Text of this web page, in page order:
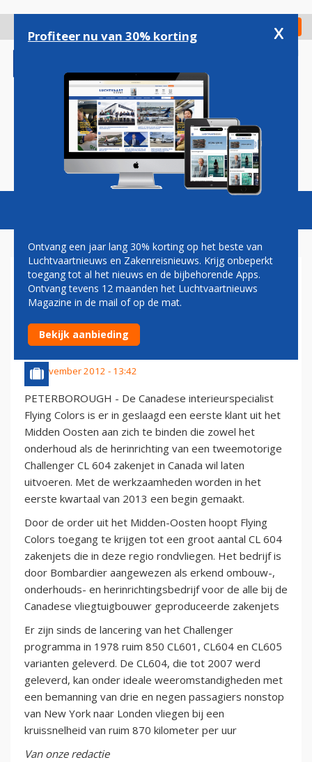
gaan
Check in
Magazine Podcasts Vacatures
FLYING COLORS STRIKT
EERSTE KLANT MIDDEN-
OOSTEN
24 november 2012 - 13:42
PETERBOROUGH - De Canadese interieurspecialist
Flying Colors is er in geslaagd een eerste klant uit het
Midden Oosten aan zich te binden die zowel het
onderhoud als de herinrichting van een tweemotorige
Challenger CL 604 zakenjet in Canada wil laten
uitvoeren. Met de werkzaamheden worden in het
eerste kwartaal van 2013 een begin gemaakt.
Door de order uit het Midden-Oosten hoopt Flying
Colors toegang te krijgen tot een groot aantal CL 604
zakenjets die in deze regio rondvliegen. Het bedrijf is
door Bombardier aangewezen als erkend ombouw-,
onderhouds- en herinrichtingsbedrijf voor de alle bij de
Canadese vliegtuigbouwer geproduceerde zakenjets
Er zijn sinds de lancering van het Challenger
programma in 1978 ruim 850 CL601, CL604 en CL605
varianten geleverd. De CL604, die tot 2007 werd
geleverd, kan onder ideale weeromstandigheden met
een bemanning van drie en negen passagiers nonstop
van New York naar Londen vliegen bij een
kruissnelheid van ruim 870 kilometer per uur
Van onze redactie
Profiteer nu van 30% korting x
Ontvang een jaar lang 30% korting op het beste van
Luchtvaartnieuws en Zakenreisnieuws. Krijg onbeperkt
toegang tot al het nieuws en de bijbehorende Apps.
Ontvang tevens 12 maanden het Luchtvaartnieuws
Magazine in de mail of op de mat.
Bekijk aanbieding